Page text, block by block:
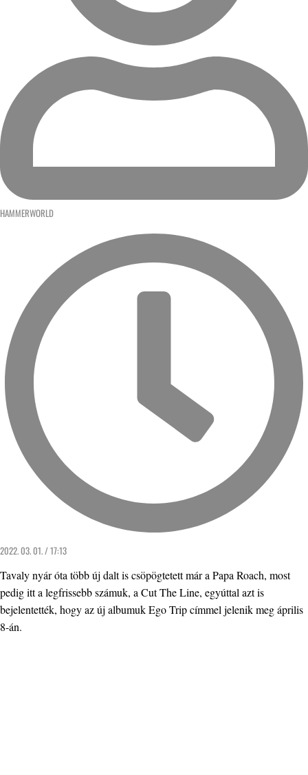
HAMMERWORLD
2022. 03. 01. / 17:13
Tavaly nyár óta több új dalt is csöpögtetett már a Papa Roach, most
pedig itt a legfrissebb számuk, a Cut The Line, egyúttal azt is
bejelentették, hogy az új albumuk Ego Trip címmel jelenik meg április
8-án.